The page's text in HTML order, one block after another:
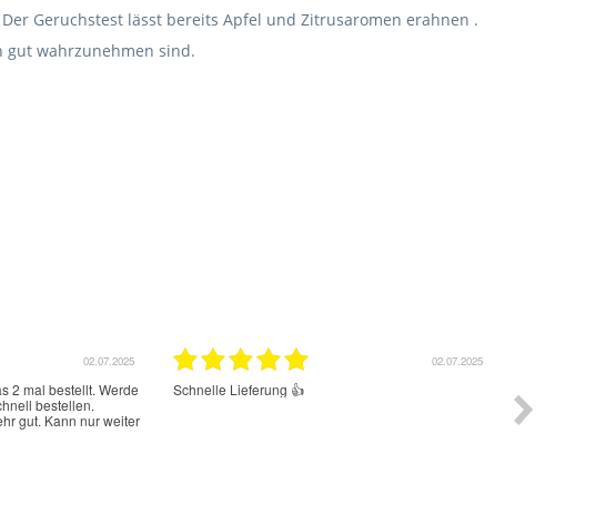
Geruchstest lässt bereits Apfel und Zitrusaromen erahnen .
gut wahrzunehmen sind.
12.06.2025
unkompliziert und sehr schnell nur zum weiter
empfehlen
super geklappt. Ich habe sogar noch
Drink als Muster erhalten, der mir sehr